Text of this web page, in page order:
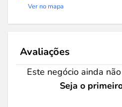
Ver no mapa
Avaliações
Este negócio ainda
Seja o